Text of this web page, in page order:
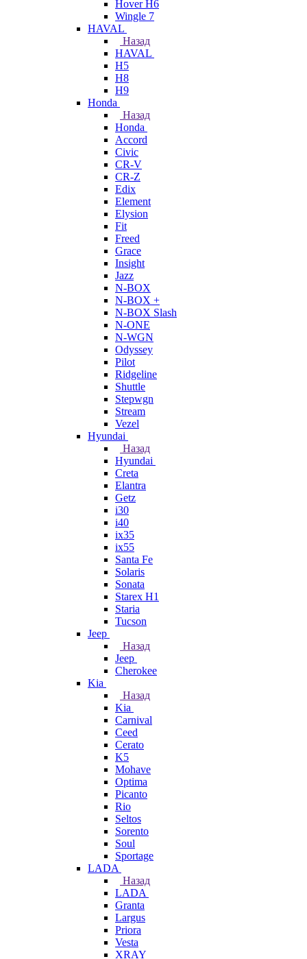
Hover H6
Wingle 7
HAVAL
Назад
HAVAL
H5
H8
H9
Honda
Назад
Honda
Accord
Civic
CR-V
CR-Z
Edix
Element
Elysion
Fit
Freed
Grace
Insight
Jazz
N-BOX
N-BOX +
N-BOX Slash
N-ONE
N-WGN
Odyssey
Pilot
Ridgeline
Shuttle
Stepwgn
Stream
Vezel
Hyundai
Назад
Hyundai
Creta
Elantra
Getz
i30
i40
ix35
ix55
Santa Fe
Solaris
Sonata
Starex H1
Staria
Tucson
Jeep
Назад
Jeep
Cherokee
Kia
Назад
Kia
Carnival
Ceed
Cerato
K5
Mohave
Optima
Picanto
Rio
Seltos
Sorento
Soul
Sportage
LADA
Назад
LADA
Granta
Largus
Priora
Vesta
XRAY